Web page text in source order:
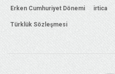
Erken Cumhuriyet Dönemi irtica
Türklük Sözleşmesi